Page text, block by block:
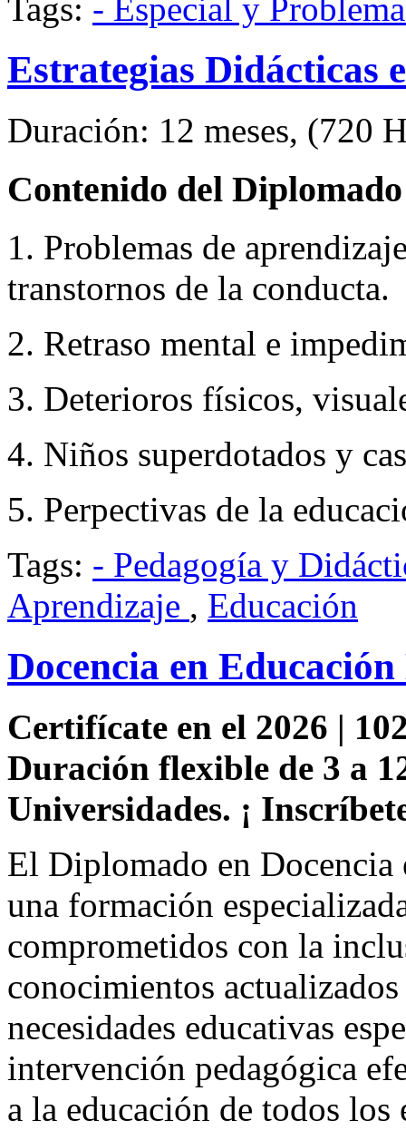
Tags: - Especial y
Estrategias Didácticas
Duración: 12 meses, (720
Contenido del
1. Problemas de
transtornos de la conducta.
2. Retraso mental e
3. Deterioros físicos,
4. Niños superdotados y
5. Perpectivas de la
Tags: - Pedagogía y
Aprendizaje , Educación
Docencia en
Certifícate en el 2026 |
Duración flexible de 3 a
Universidades. ¡
El Diplomado en Docencia
una formación
comprometidos con la
conocimientos
necesidades educativas
intervención pedagógica
a la educación de todos los